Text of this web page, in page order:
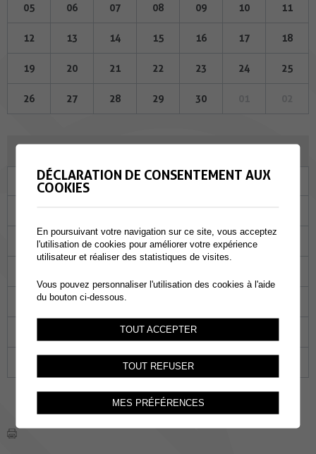
05 06 07 08 09 10 11
12 13 14 15 16 17 18
19 20 21 22 23 24 25
26 27 28 29 30
Ma Me Je Ve Sa
04 05 06 07 08
18 19
27 28
03
DÉCLARATION DE CONSENTEMENT AUX
COOKIES
En poursuivant votre navigation sur ce site, vous acceptez
l'utilisation de cookies pour améliorer votre expérience
utilisateur et réaliser des statistiques de visites.
Vous pouvez personnaliser l'utilisation des cookies à l'aide
du bouton ci-dessous.
TOUT ACCEPTER
TOUT REFUSER
MES PRÉFÉRENCES